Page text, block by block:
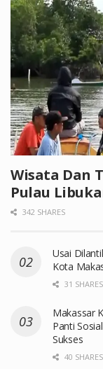
Wisata Dan
Pulau
342 SHARES
Usai
Kota
31 SHARES
Makassar
Panti
Sukses
40 SHARES